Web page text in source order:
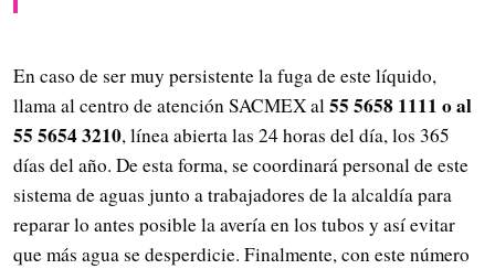
En caso de ser muy persistente la fuga de este líquido,
llama al centro de atención SACMEX al55 5658 1111 o al
55 5654 3210, línea abierta las 24 horas del día, los 365
días del año. De esta forma, se coordinará personal de este
sistema de aguas junto a trabajadores de la alcaldía para
reparar lo antes posible la avería en los tubos y así evitar
que más agua se desperdicie. Finalmente, con este número